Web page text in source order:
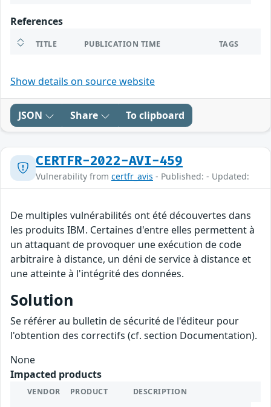
References
TITLE PUBLICATION TIME TAGS
Show details on source website
JSON Share To clipboard
CERTFR-2022-AVI-459
Vulnerability from certfr_avis - Published: - Updated:
De multiples vulnérabilités ont été découvertes dans
les produits IBM. Certaines d'entre elles permettent à
un attaquant de provoquer une exécution de code
arbitraire à distance, un déni de service à distance et
une atteinte à l'intégrité des données.
Solution
Se référer au bulletin de sécurité de l'éditeur pour
l'obtention des correctifs (cf. section Documentation).
None
Impacted products
VENDOR PRODUCT DESCRIPTION